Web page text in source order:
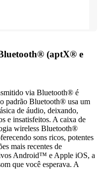
(aptX® e
via Bluetooth® é
padrão Bluetooth® usa um
de áudio, deixando,
e insatisfeitos. A caixa de
wireless Bluetooth®
sons ricos, potentes
mais recentes de
Android™ e Apple iOS, a
que você esperava. A